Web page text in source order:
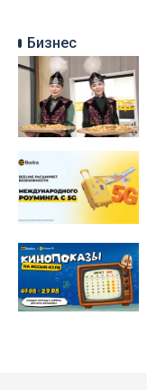
Бизнес